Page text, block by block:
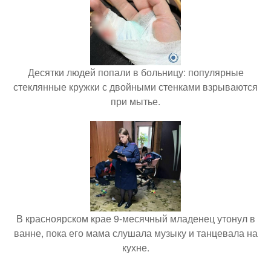
Десятки людей попали в больницу: популярные
стеклянные кружки с двойными стенками взрываются
при мытье.
В красноярском крае 9-месячный младенец утонул в
ванне, пока его мама слушала музыку и танцевала на
кухне.